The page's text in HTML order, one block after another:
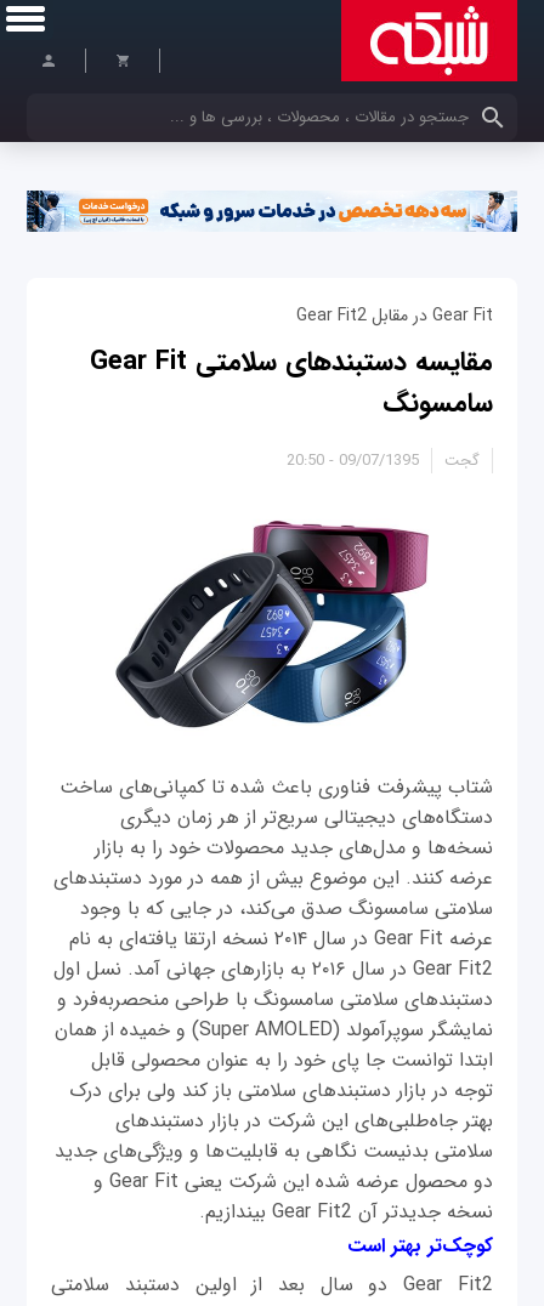
کلمات کلیدی خود را وارد کنید
Gear Fit در مقابل Gear Fit2
مقایسه دستبندهای سلامتی Gear Fit
سامسونگ
09/07/1395 - 20:50 گجت
شتاب پیشرفت فناوری باعث شده تا کمپانی‌های ساخت
دستگاه‌های دیجیتالی سریع‌تر از هر زمان دیگری
نسخه‌ها و مدل‌های جدید محصولات خود را به بازار
عرضه کنند. این موضوع بیش از همه در مورد دستبندهای
سلامتی سامسونگ صدق می‌کند، در جایی که با وجود
عرضه Gear Fit در سال ۲۰۱۴ نسخه ارتقا یافته‌ای به نام
Gear Fit2 در سال ۲۰۱۶ به بازارهای جهانی آمد. نسل اول
دستبندهای سلامتی سامسونگ با طراحی منحصربه‌فرد و
نمایشگر سوپرآمولد (Super AMOLED) و خمیده از همان
ابتدا توانست جا پای خود را به عنوان محصولی قابل
توجه در بازار دستبندهای سلامتی باز کند ولی برای درک
بهتر جاه‌طلبی‌های این شرکت در بازار دستبندهای
سلامتی بدنیست نگاهی به قابلیت‌ها و ویژگی‌های جدید
دو محصول عرضه‌ شده این شرکت یعنی Gear Fit و
نسخه جدیدتر آن Gear Fit2 بیندازیم.
کوچک‌تر بهتر است
Gear Fit2 دو سال بعد از اولین دستبند سلامتی